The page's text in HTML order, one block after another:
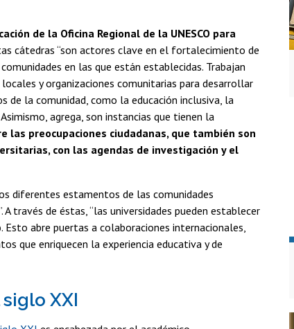
de la Oficina Regional de la UNESCO para
cátedras “son actores clave en el fortalecimiento de
en las que están establecidas. Trabajan
y organizaciones comunitarias para desarrollar
de la comunidad, como la educación inclusiva, la
agrega, son instancias que tienen la
las preocupaciones ciudadanas, que también son
con las agendas de investigación y el
diferentes estamentos de las comunidades
través de éstas, “las universidades pueden establecer
abre puertas a colaboraciones internacionales,
que enriquecen la experiencia educativa y de
XXI